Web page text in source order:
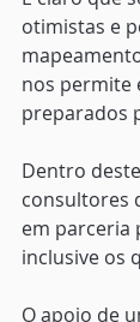
otimistas e
nos permite
preparados
Dentro
consultores
em parceria
inclusive os
O apoio de